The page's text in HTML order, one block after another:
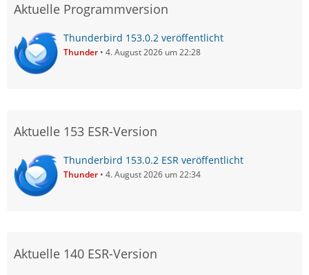
Aktuelle Programmversion
Thunderbird 153.0.2 veröffentlicht
Thunder 4. August 2026 um 22:28
Aktuelle 153 ESR-Version
Thunderbird 153.0.2 ESR veröffentlicht
Thunder 4. August 2026 um 22:34
Aktuelle 140 ESR-Version